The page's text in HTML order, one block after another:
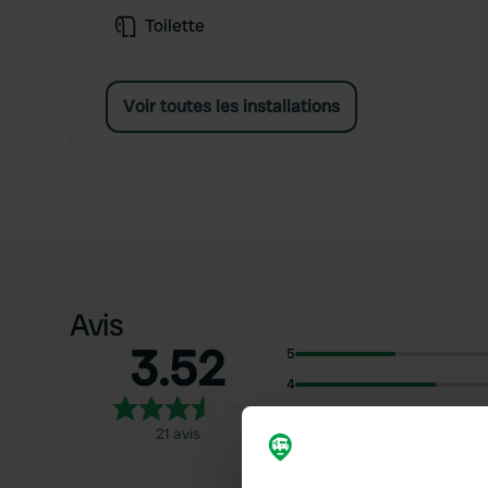
Toilette
Voir toutes les installations
Avis
3.52
21 avis
5
4
2